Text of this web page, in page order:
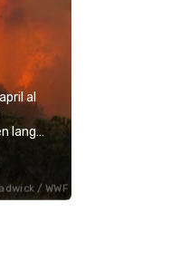
/ WWF
al
branden neemt niet alleen toe, de branden worden ook heviger én duren langer.